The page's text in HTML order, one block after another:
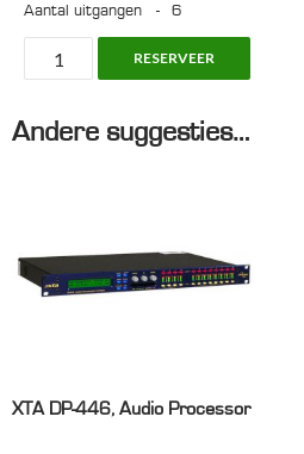
Aantal uitgangen - 6
Electro
Voice
Dx46,
RESERVEER
Andere suggesties…
XTA DP-446, Audio Processor